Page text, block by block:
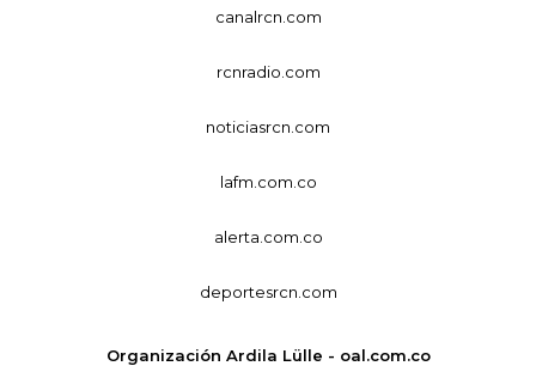
canalrcn.com
rcnradio.com
noticiasrcn.com
lafm.com.co
alerta.com.co
deportesrcn.com
Organización Ardila Lülle - oal.com.co